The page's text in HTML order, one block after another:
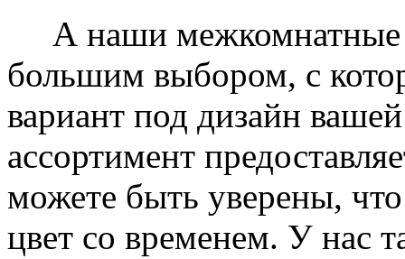
А наши межкомнатные
большим выбором, с
вариант под дизайн
ассортимент
можете быть уверены,
цвет со временем. У нас